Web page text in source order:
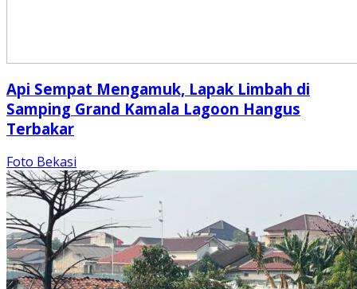
Api Sempat Mengamuk, Lapak Limbah di
Samping Grand Kamala Lagoon Hangus
Terbakar
Foto Bekasi